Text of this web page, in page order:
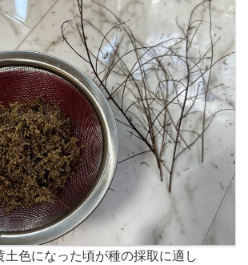
土色になった頃が種の採取に適し